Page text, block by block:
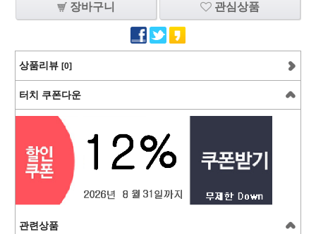
장바구니 관심상품
상품리뷰 [0]
터치 쿠폰다운
관련상품